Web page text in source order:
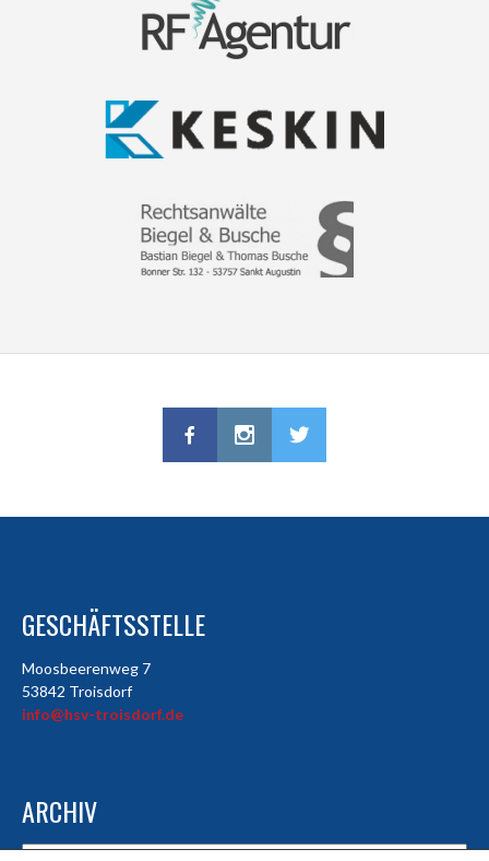
GESCHÄFTSSTELLE
Moosbeerenweg 7
53842 Troisdorf
info@hsv-troisdorf.de
ARCHIV
Archiv